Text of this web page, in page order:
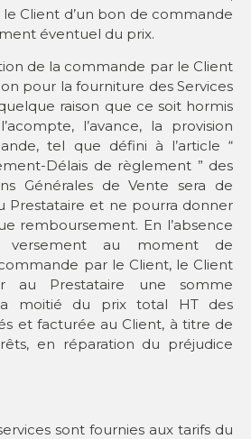
Client d’un bon de commande
éventuel du prix.
de la commande par le Client
pour la fourniture des Services
raison que ce soit hormis
l’avance, la provision
tel que défini à l’article “
Délais de règlement ” des
Générales de Vente sera de
Prestataire et ne pourra donner
remboursement. En l’absence
versement au moment de
par le Client, le Client
au Prestataire une somme
moitié du prix total HT des
et facturée au Client, à titre de
en réparation du préjudice
sont fournies aux tarifs du